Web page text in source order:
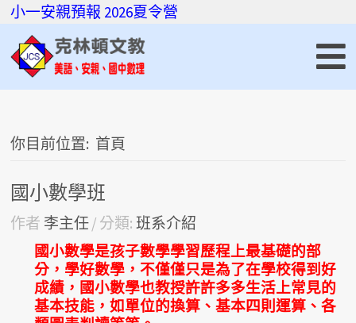
小一安親預報 2026夏令營
你目前位置: 首頁
國小數學班
作者 李主任 分類: 班系介紹
國小數學是孩子數學學習歷程上最基礎的部
分，學好數學，不僅僅只是為了在學校得到好
成績，國小數學也教授許許多多生活上常見的
基本技能，如單位的換算、基本四則運算、各